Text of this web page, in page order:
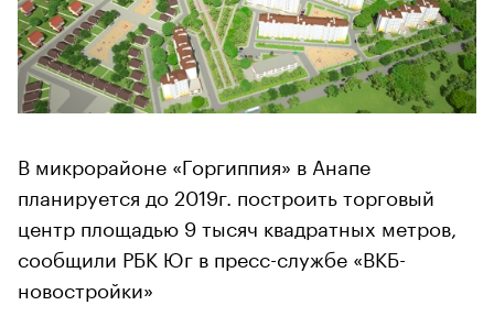
В микрорайоне «Горгиппия» в Анапе
планируется до 2019г. построить торговый
центр площадью 9 тысяч квадратных метров,
сообщили РБК Юг в пресс-службе «ВКБ-
новостройки»